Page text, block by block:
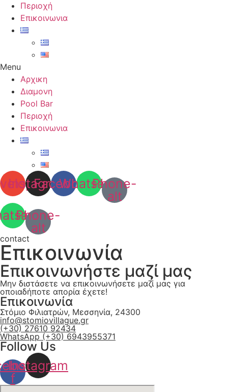
Περιοχή
Επικοινωνια
Menu
Αρχικη
Διαμονη
Pool Bar
Περιοχή
Επικοινωνια
Instagram
Facebook
Whatsapp
Phone-
alt
Phone-
alt
contact
Επικοινωνία
Επικοινωνήστε μαζί μας
Μην διστάσετε να επικοινωνήσετε μαζί μας για
οποιαδήποτε απορία έχετε!
Επικοινωνία
Στόμιο Φιλιατρών, Μεσσηνία, 24300
info@stomiovillague.gr
(+30) 27610 92434
WhatsApp (+30) 6943955371
Follow Us
f
Instagram